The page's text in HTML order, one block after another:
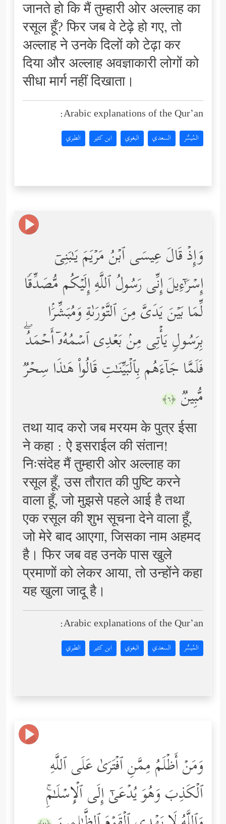
जानते हो कि मैं तुम्हारी ओर अल्लाह का
रसूल हूँ? फिर जब वे टेढ़े हो गए, तो
अल्लाह ने उनके दिलों को टेढ़ा कर
दिया और अल्लाह अवज्ञाकारी लोगों को
सीधा मार्ग नहीं दिखाता।
Arabic explanations of the Qur’an:
المُيسَّر السعدي البغوي ابن كثير الطبري
وَإِذۡ قَالَ عِیسَى ٱبۡنُ مَرۡیَمَ یَـٰبَنِیۤ
إِسۡرَ ٰ⁠ۤءِیلَ إِنِّی رَسُولُ ٱللَّهِ إِلَیۡكُم مُّصَدِّقࣰا
لِّمَا بَیۡنَ یَدَیَّ مِنَ ٱلتَّوۡرَىٰةِ وَمُبَشِّرَۢا
بِرَسُولࣲ یَأۡتِی مِنۢ بَعۡدِی ٱسۡمُهُۥۤ أَحۡمَدُۖ
فَلَمَّا جَاۤءَهُم بِٱلۡبَیِّنَـٰتِ قَالُواْ هَـٰذَا سِحۡرࣱ
مُّبِینࣱ ﴿٦﴾
तथा याद करो जब मरयम के पुत्र ईसा
ने कहा : ऐ इसराईल की संतान!
निःसंदेह मैं तुम्हारी ओर अल्लाह का
रसूल हूँ, उस तौरात की पुष्टि करने
वाला हूँ, जो मुझसे पहले आई है तथा
एक रसूल की शुभ सूचना देने वाला हूँ,
जो मेरे बाद आएगा, जिसका नाम अहमद
है। फिर जब वह उनके पास खुले
प्रमाणों को लेकर आया, तो उन्होंने कहा
यह खुला जादू है।
Arabic explanations of the Qur’an:
المُيسَّر السعدي البغوي ابن كثير الطبري
وَمَنۡ أَظۡلَمُ مِمَّنِ ٱفۡتَرَىٰ عَلَى ٱللَّهِ
ٱلۡكَذِبَ وَهُوَ یُدۡعَىٰۤ إِلَى ٱلۡإِسۡلَـٰمِۚ